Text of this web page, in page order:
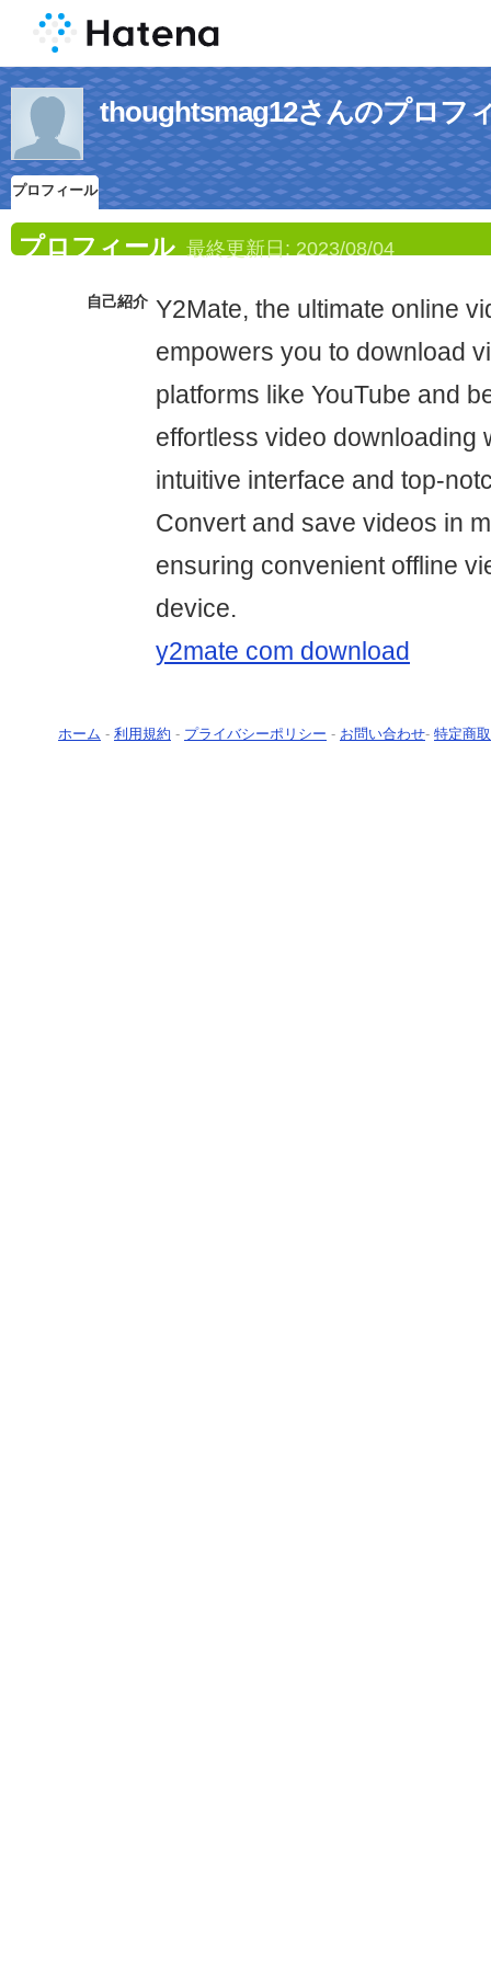
thoughtsmag12さんのプロフ
プロフィール
プロフィール 最終更新日: 2023/08/04
自己紹介 Y2Mate, the ultimate online
empowers you to download
platforms like YouTube and
effortless video downloading
intuitive interface and top-
Convert and save videos in
ensuring convenient offline
device.
y2mate com download
ホーム - 利用規約 - プライバシーポリシー - お問い合わせ- 特定商